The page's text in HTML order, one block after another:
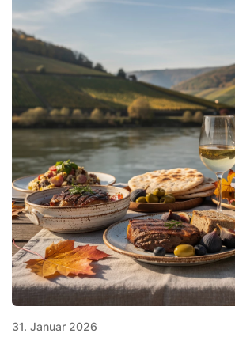
31. Januar 2026